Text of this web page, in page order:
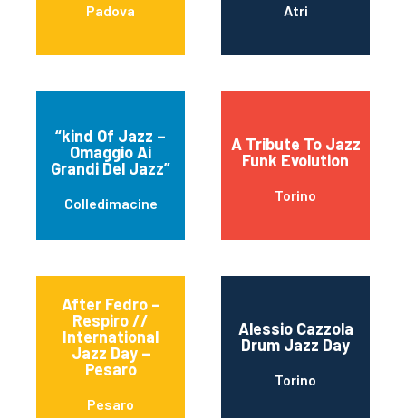
Padova Atri
“kind Of Jazz –
Omaggio Ai
Grandi Del Jazz”
Colledimacine
A Tribute To Jazz
Funk Evolution
Torino
After Fedro –
Respiro //
International
Jazz Day –
Pesaro
Pesaro
Alessio Cazzola
Drum Jazz Day
Torino